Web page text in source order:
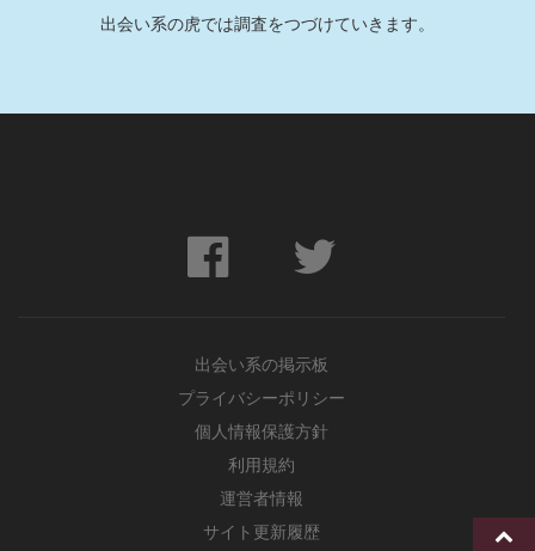
出会い系の虎では調査をつづけていきます。
出会い系の掲示板
プライバシーポリシー
個人情報保護方針
利用規約
運営者情報
サイト更新履歴